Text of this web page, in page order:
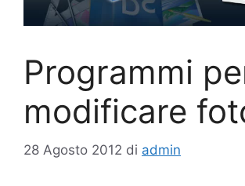
Programmi
modificare
28 Agosto 2012 di admin